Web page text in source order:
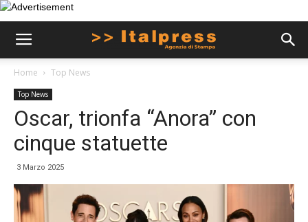
Home Top News
Top News
Oscar, trionfa “Anora” con
cinque statuette
3 Marzo 2025